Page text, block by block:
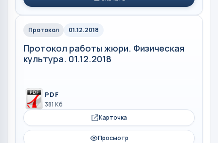
Протокол 01.12.2018
Протокол работы жюри. Физическая
культура. 01.12.2018
PDF
381 Кб
Карточка
Просмотр